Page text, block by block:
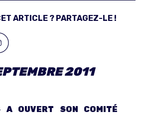
ARTICLE ? PARTAGEZ-LE !
2011
A OUVERT SON COMITÉ